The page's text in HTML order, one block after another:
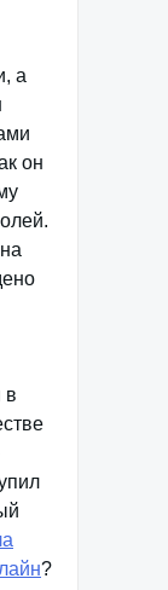
а
он
в
?